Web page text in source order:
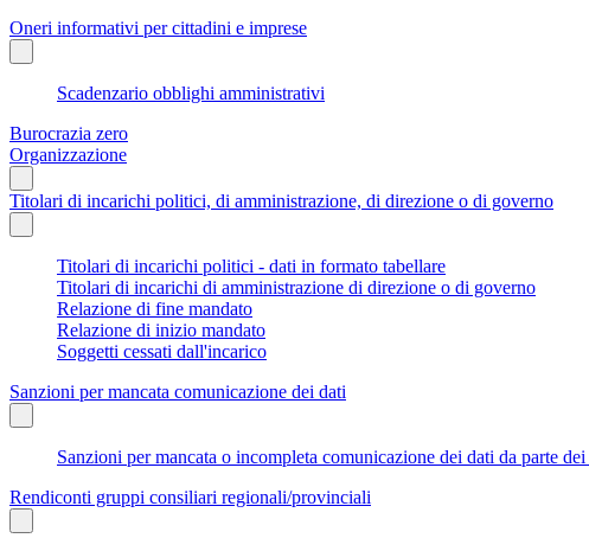
Oneri informativi per cittadini e imprese
Scadenzario obblighi amministrativi
Burocrazia zero
Organizzazione
Titolari di incarichi politici, di amministrazione, di direzione o di governo
Titolari di incarichi politici - dati in formato tabellare
Titolari di incarichi di amministrazione di direzione o di governo
Relazione di fine mandato
Relazione di inizio mandato
Soggetti cessati dall'incarico
Sanzioni per mancata comunicazione dei dati
Sanzioni per mancata o incompleta comunicazione dei dati da parte
Rendiconti gruppi consiliari regionali/provinciali